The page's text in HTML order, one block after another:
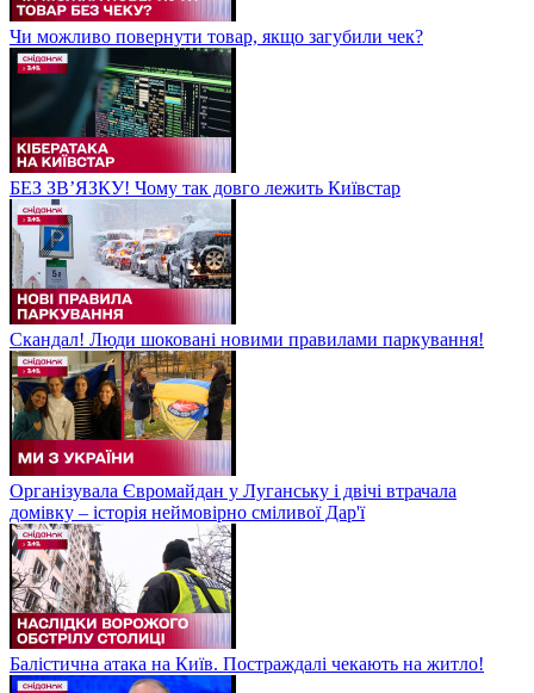
Чи можливо повернути товар, якщо загубили чек?
БЕЗ ЗВʼЯЗКУ! Чому так довго лежить Київстар
Скандал! Люди шоковані новими правилами паркування!
Організувала Євромайдан у Луганську і двічі втрачала
домівку – історія неймовірно сміливої Дар'ї
Балістична атака на Київ. Постраждалі чекають на житло!